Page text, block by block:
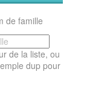
de famille